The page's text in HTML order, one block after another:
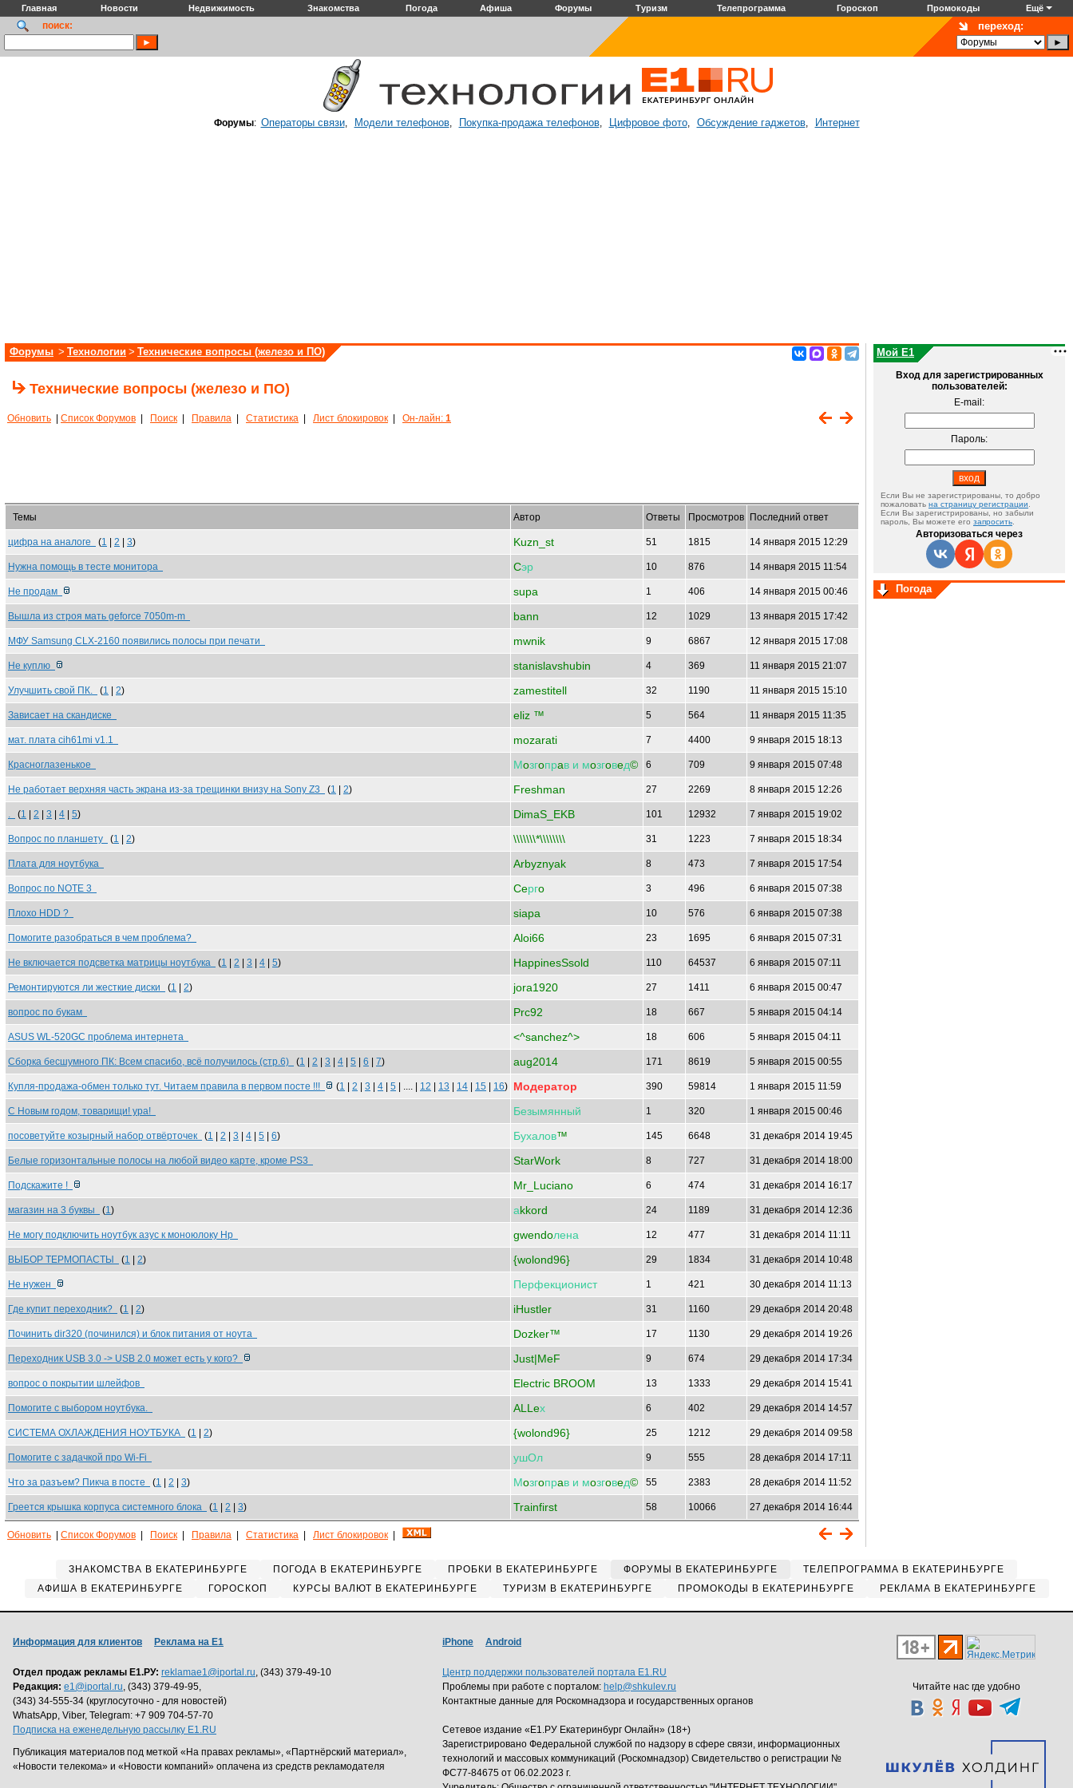
Главная Новости Недвижимость Знакомства Погода Афиша Форумы Туризм Телепрограмма Гороскоп Промокоды Ещё
поиск: переход:
Форумы: Операторы связи, Модели телефонов, Покупка-продажа телефонов, Цифровое фото, Обсуждение гаджетов, Интернет
Форумы > Технологии > Технические вопросы (железо и ПО)
Технические вопросы (железо и ПО)
Обновить Список Форумов Поиск Правила Статистика Лист блокировок Он-лайн: 1
Темы Автор Ответы Просмотров Последний ответ
цифра на аналоге (1 2 3) Kuzn_st 51 1815 14 января 2015 12:29
Нужна помощь в тесте монитора Cэр 10 876 14 января 2015 11:54
Не продам supa 1 406 14 января 2015 00:46
Вышла из строя мать geforce 7050m-m bann 12 1029 13 января 2015 17:42
МФУ Samsung CLX-2160 появились полосы при печати mwnik 9 6867 12 января 2015 17:08
Не куплю stanislavshubin 4 369 11 января 2015 21:07
Улучшить свой ПК. (1 2) zamestitell 32 1190 11 января 2015 15:10
Зависает на скандиске eliz ™ 5 564 11 января 2015 11:35
мат. плата cih61mi v1.1 mozarati 7 4400 9 января 2015 18:13
Красноглазенькое Мoзгoпрaв и мoзгoвeд© 6 709 9 января 2015 07:48
Не работает верхняя часть экрана из-за трещинки внизу на Sony Z3 (1 2) Freshman 27 2269 8 января 2015 12:26
. (1 2 3 4 5) DimaS_EKB 101 12932 7 января 2015 19:02
Вопрос по планшету (1 2) \\\\\\\*\\\\\\\\ 31 1223 7 января 2015 18:34
Плата для ноутбука Arbyznyak 8 473 7 января 2015 17:54
Вопрос по NOTE 3 Ceргo 3 496 6 января 2015 07:38
Плохо HDD ? siapa 10 576 6 января 2015 07:38
Помогите разобраться в чем проблема? Aloi66 23 1695 6 января 2015 07:31
Не включается подсветка матрицы ноутбука (1 2 3 4 5) HappinesSsold 110 64537 6 января 2015 07:11
Ремонтируются ли жесткие диски (1 2) jora1920 27 1411 6 января 2015 00:47
вопрос по букам Prc92 18 667 5 января 2015 04:14
ASUS WL-520GC проблема интернета <^sanchez^> 18 606 5 января 2015 04:11
Сборка бесшумного ПК: Всем спасибо, всё получилось (стр.6) (1 2 3 4 5 6 7) aug2014 171 8619 5 января 2015 00:55
Купля-продажа-обмен только тут. Читаем правила в первом посте !!! (1 2 3 4 5 | .... | 12 13 14 15 16) Модератор 390 59814 1 января 2015 11:59
С Новым годом, товарищи! ура! Безымянный 1 320 1 января 2015 00:46
посоветуйте козырный набор отвёрточек (1 2 3 4 5 6) Бухалов™ 145 6648 31 декабря 2014 19:45
Белые горизонтальные полосы на любой видео карте, кроме PS3 StarWork 8 727 31 декабря 2014 18:00
Подскажите ! Mr_Luciano 6 474 31 декабря 2014 16:17
магазин на 3 буквы (1) аkkord 24 1189 31 декабря 2014 12:36
Не могу подключить ноутбук азус к моноюлоку Hp gwendoлена 12 477 31 декабря 2014 11:11
ВЫБОР ТЕРМОПАСТЫ (1 2) {wolond96} 29 1834 31 декабря 2014 10:48
Не нужен Перфекционист 1 421 30 декабря 2014 11:13
Где купит переходник? (1 2) iHustler 31 1160 29 декабря 2014 20:48
Починить dir320 (починился) и блок питания от ноута Dozker™ 17 1130 29 декабря 2014 19:26
Переходник USB 3.0 -> USB 2.0 может есть у кого? Just|MeF 9 674 29 декабря 2014 17:34
вопрос о покрытии шлейфов Electric BROOM 13 1333 29 декабря 2014 15:41
Помогите с выбором ноутбука. ALLeх 6 402 29 декабря 2014 14:57
СИСТЕМА ОХЛАЖДЕНИЯ НОУТБУКА (1 2) {wolond96} 25 1212 29 декабря 2014 09:58
Помогите с задачкой про Wi-Fi ушОл 9 555 28 декабря 2014 17:11
Что за разъем? Пикча в посте (1 2 3) Мoзгoпрaв и мoзгoвeд© 55 2383 28 декабря 2014 11:52
Греется крышка корпуса системного блока (1 2 3) Trainfirst 58 10066 27 декабря 2014 16:44
Обновить Список Форумов Поиск Правила Статистика Лист блокировок
Мой E1
Вход для зарегистрированных
пользователей:
E-mail:
Пароль:
Если Вы не зарегистрированы, то добро
пожаловать на страницу регистрации
Если Вы зарегистрированы, но забыли
пароль, Вы можете его запросить
Авторизоваться через
Погода
ЗНАКОМСТВА В ЕКАТЕРИНБУРГЕ ПОГОДА В ЕКАТЕРИНБУРГЕ ПРОБКИ В ЕКАТЕРИНБУРГЕ ФОРУМЫ В ЕКАТЕРИНБУРГЕ
ТЕЛЕПРОГРАММА В ЕКАТЕРИНБУРГЕ
АФИША В ЕКАТЕРИНБУРГЕ
ГОРОСКОП КУРСЫ ВАЛЮТ В ЕКАТЕРИНБУРГЕ ТУРИЗМ В ЕКАТЕРИНБУРГЕ ПРОМОКОДЫ В ЕКАТЕРИНБУРГЕ РЕКЛАМА В ЕКАТЕРИНБУРГЕ
Читайте нас где удобно
Информация для клиентов Реклама на Е1
Отдел продаж рекламы Е1.РУ: reklamae1@iportal.ru, (343) 379-49-10
Редакция: e1@iportal.ru, (343) 379-49-95,
(343) 34-555-34 (круглосуточно - для новостей)
WhatsApp, Viber, Telegram: +7 909 704-57-70
Подписка на еженедельную рассылку E1.RU
Публикация материалов под меткой «На правах рекламы», «Партнёрский материал»,
«Новости телекома» и «Новости компаний» оплачена из средств рекламодателя
iPhone Android
Центр поддержки пользователей портала E1.RU
Проблемы при работе с порталом: help@shkulev.ru
Контактные данные для Роскомнадзора и государственных органов
Сетевое издание «Е1.РУ Екатеринбург Онлайн» (18+)
Зарегистрировано Федеральной службой по надзору в сфере связи, информационных
технологий и массовых коммуникаций (Роскомнадзор) Свидетельство о регистрации №
ФС77-84675 от 06.02.2023 г.